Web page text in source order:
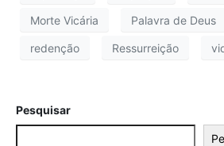
Morte Vicária Palavra de Deus
redenção Ressurreição
Pesquisar